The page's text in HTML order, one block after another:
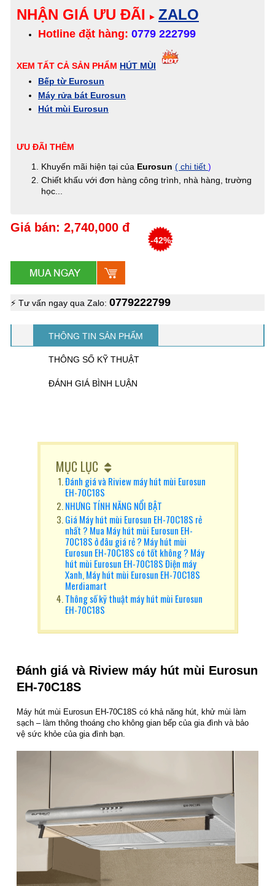
NHẬN GIÁ ƯU ĐÃI ▸ ZALO
Hotline đặt hàng: 0779 222799
XEM TẤT CẢ SẢN PHẨM HÚT MÙI
Bếp từ Eurosun
Máy rửa bát Eurosun
Hút mùi Eurosun
ƯU ĐÃI THÊM
Khuyến mãi hiện tại của Eurosun ( chi tiết )
Chiết khấu với đơn hàng công trình, nhà hàng, trường
học...
Giá bán: 2,740,000 đ
-42%
⚡ Tư vấn ngay qua Zalo: 0779222799
THÔNG TIN SẢN PHẨM
THÔNG SỐ KỸ THUẬT
ĐÁNH GIÁ BÌNH LUẬN
MỤC LỤC
Đánh giá và Riview máy hút mùi Eurosun
EH-70C18S
NHƯNG TÍNH NĂNG NỔI BẬT
Giá Máy hút mùi Eurosun EH-70C18S rẻ
nhất ? Mua Máy hút mùi Eurosun EH-
70C18S ở đâu giá rẻ ? Máy hút mùi
Eurosun EH-70C18S có tốt không ? Máy
hút mùi Eurosun EH-70C18S Điện máy
Xanh, Máy hút mùi Eurosun EH-70C18S
Merdiamart
Thông số kỹ thuật máy hút mùi Eurosun
EH-70C18S
Đánh giá và Riview máy hút mùi Eurosun
EH-70C18S
Máy hút mùi Eurosun EH-70C18S có khả năng hút, khử mùi làm
sạch – làm thông thoáng cho không gian bếp của gia đình và bảo
vệ sức khỏe của gia đình bạn.